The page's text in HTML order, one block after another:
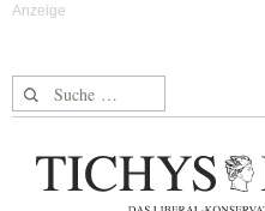
Suche nach: